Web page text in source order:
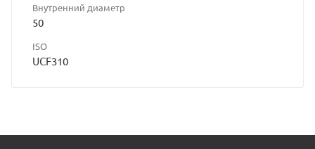
Внутренний диаметр
50
ISO
UCF310